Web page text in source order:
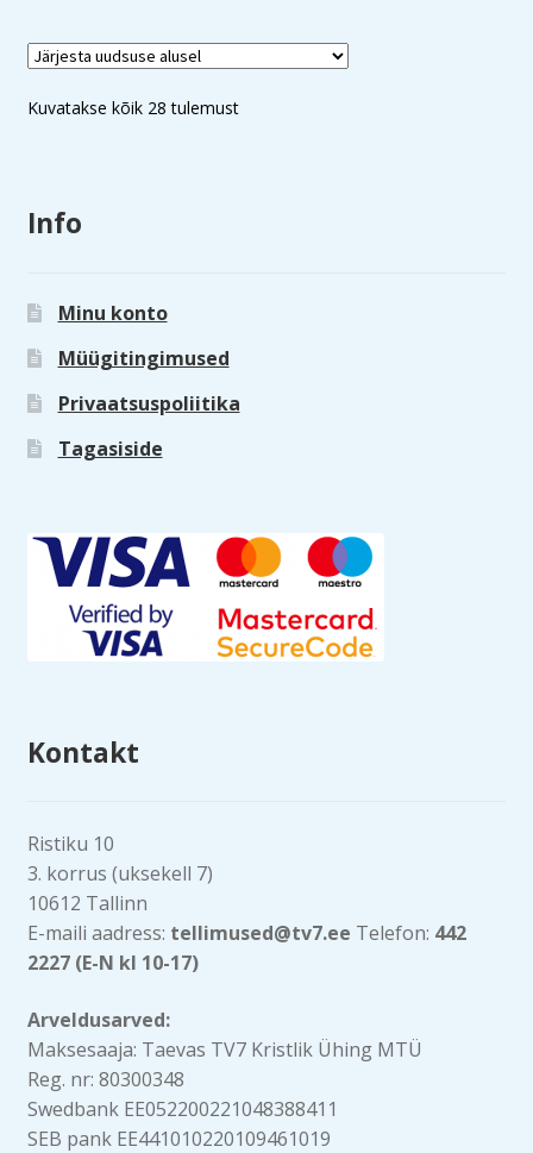
Kuvatakse kõik 28 tulemustSorted
Info
Minu konto
Müügitingimused
Privaatsuspoliitika
Tagasiside
Kontakt
Ristiku 10
3. korrus (uksekell 7)
10612 Tallinn
E-maili aadress: tellimused@tv7.ee Telefon: 442
2227 (E-N kl 10-17)
Arveldusarved:
Maksesaaja: Taevas TV7 Kristlik Ühing MTÜ
Reg. nr: 80300348
Swedbank EE052200221048388411
SEB pank EE441010220109461019